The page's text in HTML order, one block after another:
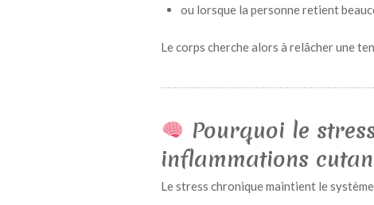
ou lorsque la personne retient
Le corps cherche alors à relâcher une
Pourquoi le
inflammations
Le stress chronique maintient le